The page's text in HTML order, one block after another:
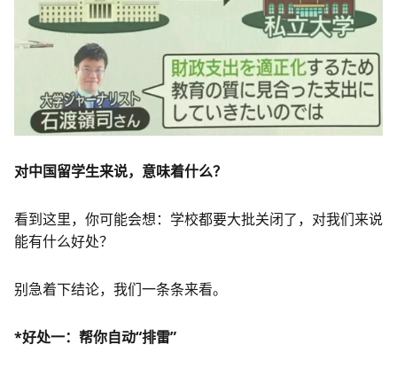
对中国留学生来说，意味着什么？
看到这里，你可能会想：学校都要大批关闭了，对我们来说
能有什么好处？
别急着下结论，我们一条条来看。
*好处一：帮你自动“排雷”